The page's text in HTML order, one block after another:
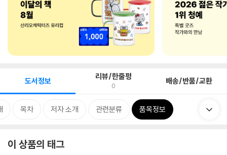
도서정보 리뷰/한줄평
0 배송/반품/교환
목차 저자 소개 관련분류 품목정보
이 상품의 태그